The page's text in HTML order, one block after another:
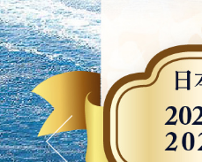
往前